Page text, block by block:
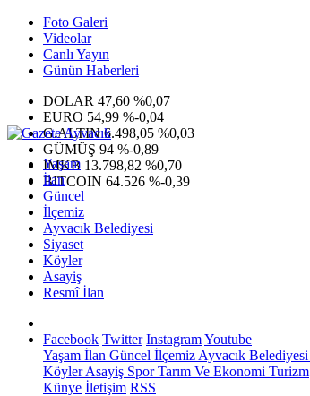
Foto Galeri
Videolar
Canlı Yayın
Günün Haberleri
DOLAR 47,60 %0,07
EURO 54,99 %-0,04
G.ALTIN6.498,05 %0,03
GÜMÜŞ 94 %-0,89
IMKB 13.798,82 %0,70
BITCOIN 64.526 %-0,39
Yaşam
İlan
Güncel
İlçemiz
Ayvacık Belediyesi
Siyaset
Köyler
Asayiş
Resmî İlan
Facebook Twitter InstagramYoutube
Yaşam İlan Güncel İlçemiz Ayvacık Belediyesi
KöylerAsayiş SporTarım Ve Ekonomi Turizm
Künye İletişim RSS